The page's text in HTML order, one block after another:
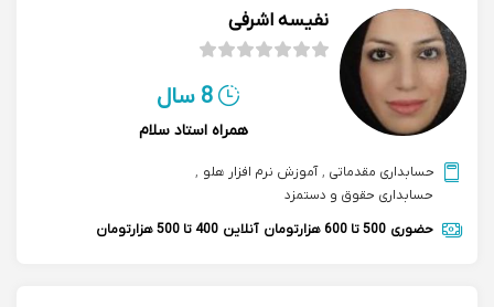
نفیسه اشرفی
8 سال
همراه استاد سلام
حسابداری مقدماتی , آموزش نرم افزار هلو ,
حسابداری حقوق و دستمزد
حضوری 500 تا 600 هزارتومان آنلاین 400 تا 500 هزارتومان